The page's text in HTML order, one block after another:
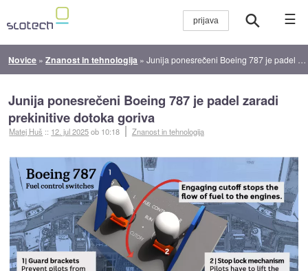
☰
Novice »Znanost in tehnologija »Junija ponesrečeni Boeing 787 je padel zaradi prekinitive dotoka goriva
Junija ponesrečeni Boeing 787 je padel zaradi
prekinitive dotoka goriva
Matej Huš :: 12. jul 2025ob 10:18 Znanost in tehnologija